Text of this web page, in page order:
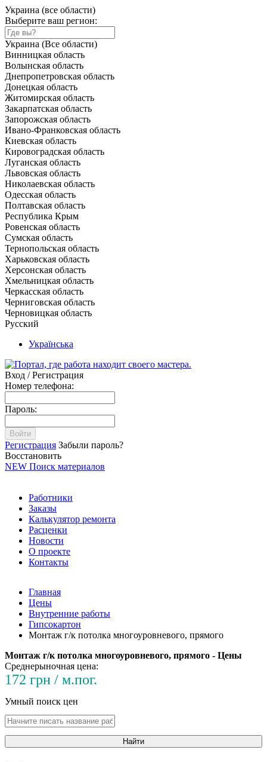
Украина (все области)
Выберите ваш регион:
Украина (Все области)
Винницкая область
Волынская область
Днепропетровская область
Донецкая область
Житомирская область
Закарпатская область
Запорожская область
Ивано-Франковская область
Киевская область
Кировоградская область
Луганская область
Львовская область
Николаевская область
Одесская область
Полтавская область
Республика Крым
Ровенская область
Сумская область
Тернопольская область
Харьковская область
Херсонская область
Хмельницкая область
Черкасская область
Черниговская область
Черновицкая область
Русский
Українська
Вход / Регистрация
Номер телефона:
Пароль:
Войти
Регистрация Забыли пароль?
Восстановить
NEW Поиск материалов
Работники
Заказы
Калькулятор ремонта
Расценки
Новости
О проекте
Контакты
Главная
Цены
Внутренние работы
Гипсокартон
Монтаж г/к потолка многоуровневого, прямого
Монтаж г/к потолка многоуровневого, прямого - Цены
Среднерыночная цена:
172 грн / м.пог.
Умный поиск цен
Найти